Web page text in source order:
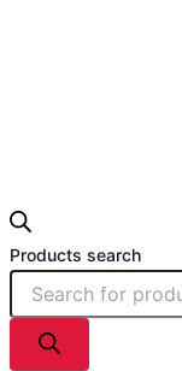
Products search